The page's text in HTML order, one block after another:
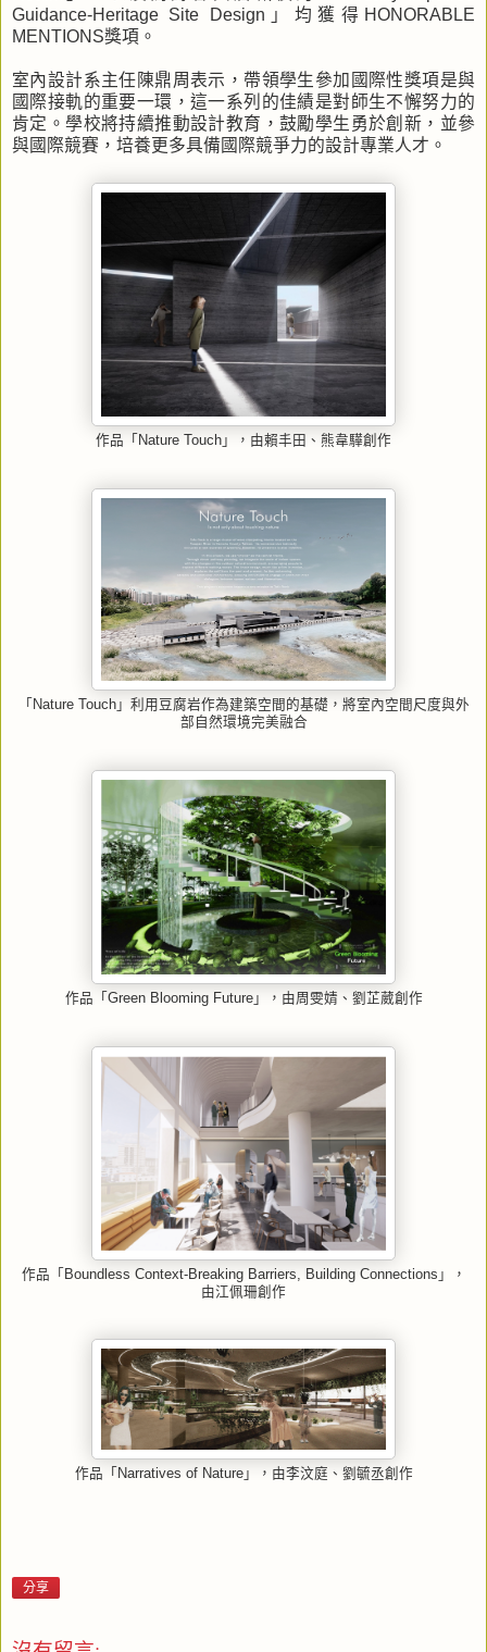
Guidance-Heritage Site Design」均獲得HONORABLE
MENTIONS獎項。
室內設計系主任陳鼎周表示，帶領學生參加國際性獎項是與
國際接軌的重要一環，這一系列的佳績是對師生不懈努力的
肯定。學校將持續推動設計教育，鼓勵學生勇於創新，並參
與國際競賽，培養更多具備國際競爭力的設計專業人才。
作品「Nature Touch」，由賴丰田、熊韋驊創作
「Nature Touch」利用豆腐岩作為建築空間的基礎，將室內空間尺度與外
部自然環境完美融合
作品「Green Blooming Future」，由周雯婧、劉芷葳創作
作品「Boundless Context-Breaking Barriers, Building Connections」，
由江佩珊創作
作品「Narratives of Nature」，由李汶庭、劉毓丞創作
分享